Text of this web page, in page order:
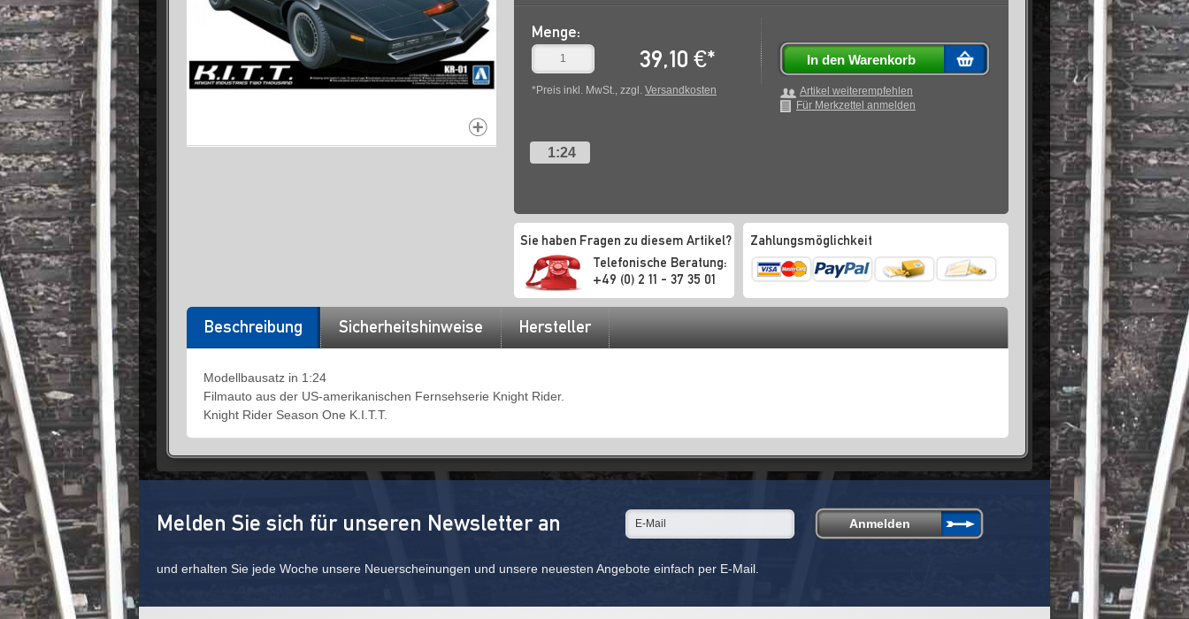
Menge:
39,10 €*
*Preis inkl. MwSt., zzgl. Versandkosten
In den Warenkorb
Artikel weiterempfehlen
Für Merkzettel anmelden
1:24
Sie haben Fragen zu diesem Artikel?
Telefonische Beratung:
+49 (0) 2 11 - 37 35 01
Zahlungsmöglichkeit
Beschreibung Sicherheitshinweise Hersteller
Modellbausatz in 1:24
Filmauto aus der US-amerikanischen Fernsehserie Knight Rider.
Knight Rider Season One K.I.T.T.
Melden Sie sich für unseren Newsletter an
und erhalten Sie jede Woche unsere Neuerscheinungen und unsere neuesten Angebote einfach per E-Mail.